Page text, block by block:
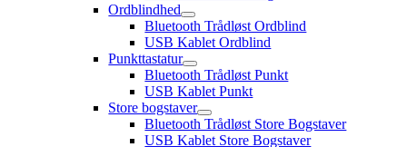
Ordblindhed
Bluetooth Trådløst Ordblind
USB Kablet Ordblind
Punkttastatur
Bluetooth Trådløst Punkt
USB Kablet Punkt
Store bogstaver
Bluetooth Trådløst Store Bogstaver
USB Kablet Store Bogstaver